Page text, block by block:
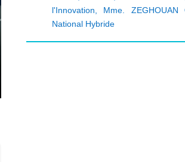
l'Innovation, Mme. ZEGHOUAN
National Hybride